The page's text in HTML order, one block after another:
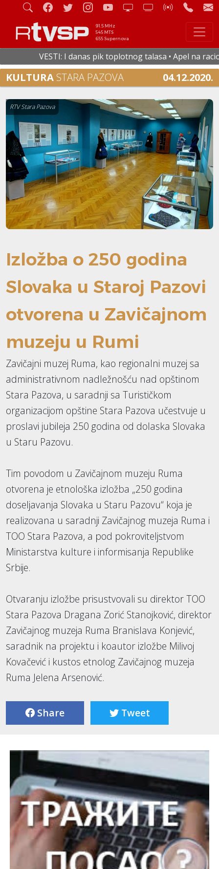
91.5 MHz
545 MTS
655 Supernova
VESTI: I danas pik toplotnog talasa • Apel na
KULTURA STARA PAZOVA 04.12.2020.
RTV Stara Pazova
Izložba o 250 godina
Slovaka u Staroj Pazovi
otvorena u Zavičajnom
muzeju u Rumi
Zavičajni muzej Ruma, kao regionalni muzej sa
administrativnom nadležnošću nad opštinom
Stara Pazova, u saradnji sa Turističkom
organizacijom opštine Stara Pazova učestvuje u
proslavi jubileja 250 godina od dolaska Slovaka
u Staru Pazovu.
Tim povodom u Zavičajnom muzeju Ruma
otvorena je etnološka izložba „250 godina
doseljavanja Slovaka u Staru Pazovu“ koja je
realizovana u saradnji Zavičajnog muzeja Ruma i
TOO Stara Pazova, a pod pokroviteljstvom
Ministarstva kulture i informisanja Republike
Srbije.
Otvaranju izložbe prisustvovali su direktor TOO
Stara Pazova Dragana Zorić Stanojković, direktor
Zavičajnog muzeja Ruma Branislava Konjević,
saradnik na projektu i koautor izložbe Milivoj
Kovačević i kustos etnolog Zavičajnog muzeja
Ruma Jelena Arsenović.
Share Tweet